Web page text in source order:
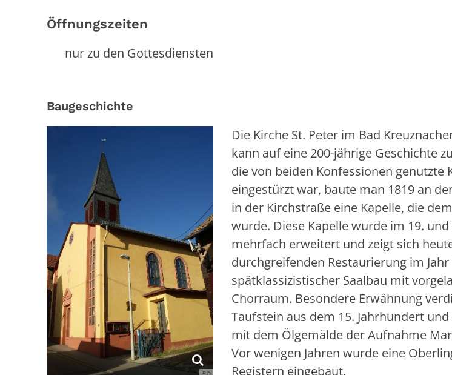
Öffnungszeiten
nur zu den Gottesdiensten
Baugeschichte
© JS
Die Kirche St. Peter im Bad
kann auf eine 200-jährige Geschichte
die von beiden Konfessionen genutzte
eingestürzt war, baute man 1819 an
in der Kirchstraße eine Kapelle, die
wurde. Diese Kapelle wurde im 19.
mehrfach erweitert und zeigt sich
durchgreifenden Restaurierung im Jahr
spätklassizistischer Saalbau mit
Chorraum. Besondere Erwähnung
Taufstein aus dem 15. Jahrhundert
mit dem Ölgemälde der Aufnahme
Vor wenigen Jahren wurde eine
Registern eingebaut.